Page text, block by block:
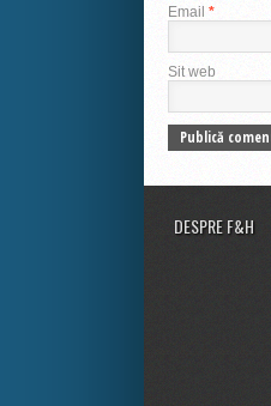
Email *
Sit web
DESPRE F&H